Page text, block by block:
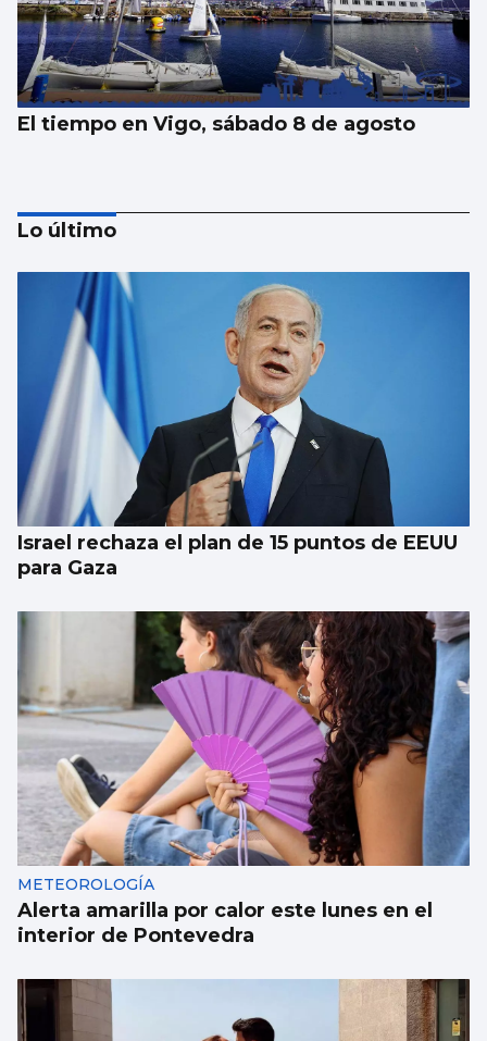
El tiempo en Vigo, sábado 8 de agosto
El tiempo en Vigo, viernes 7 de agosto
Lo último
Israel rechaza el plan de 15 puntos de EEUU
para Gaza
METEOROLOGÍA
Alerta amarilla por calor este lunes en el
interior de Pontevedra